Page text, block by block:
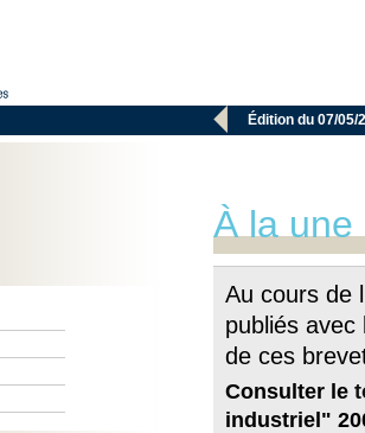
 Édition du 07/05/
À la une
Au cours de
publiés
de ces
Consulter le
industriel"